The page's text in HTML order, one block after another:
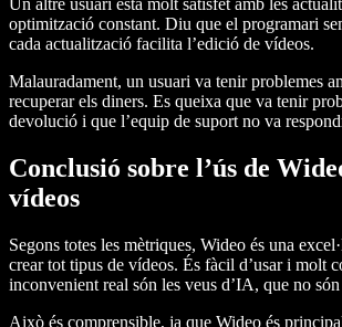
Un altre usuari està molt satisfet amb les
optimització constant. Diu que el programari
cada actualització facilita l’edició de vídeos.
Malauradament, un usuari va tenir problemes
recuperar els diners. Es queixa que va tenir
devolució i que l’equip de suport no va
Conclusió sobre l’ús de
vídeos
Segons totes les mètriques, Wideo és una
crear tot tipus de vídeos. És fàcil d’usar i molt
inconvenient real són les veus d’IA, que no
Això és comprensible, ja que Wideo és